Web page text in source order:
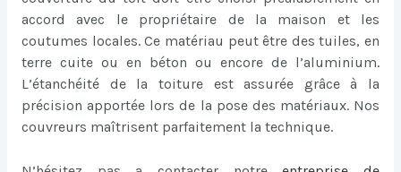
accord avec le propriétaire de la maison et les
coutumes locales. Ce matériau peut être des tuiles, en
terre cuite ou en béton ou encore de l’aluminium.
L’étanchéité de la toiture est assurée grâce à la
précision apportée lors de la pose des matériaux. Nos
couvreurs maîtrisent parfaitement la technique.